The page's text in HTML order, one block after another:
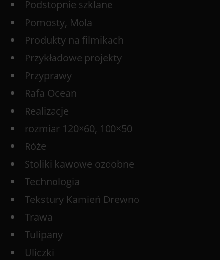
Podstopnie szklane
Pomosty, Mola
Produkty na filmikach
Przykładowe projekty
Przyprawy
Rafa Ocean
Realizacje
rozmiar 120×60, 100×50
Róże
Stoliki kawowe ozdobne
Technologia
Tekstury Kamień Drewno
Trawa
Tulipany
Uliczki